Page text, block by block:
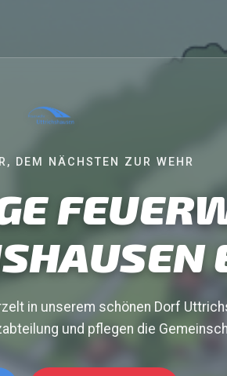
DEM NÄCHSTEN ZUR WEHR
in unserem schönen Dorf
und pflegen die